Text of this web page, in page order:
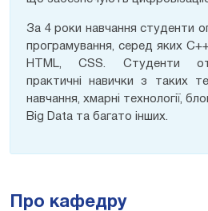
За 4 роки навчання студенти
програмування, серед яких
HTML, CSS. Студенти
практичні навички з таких
навчання, хмарні технології,
Big Data та багато інших.
Про кафедру